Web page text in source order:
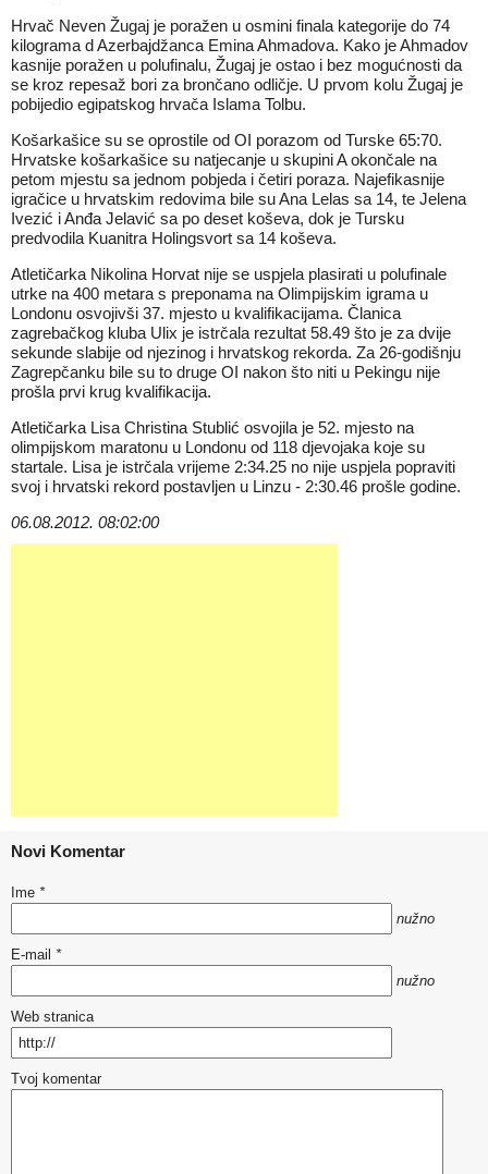
Hrvač Neven Žugaj je poražen u osmini finala kategorije do 74
kilograma d Azerbajdžanca Emina Ahmadova. Kako je Ahmadov
kasnije poražen u polufinalu, Žugaj je ostao i bez mogućnosti da
se kroz repesaž bori za brončano odličje. U prvom kolu Žugaj je
pobijedio egipatskog hrvača Islama Tolbu.
Košarkašice su se oprostile od OI porazom od Turske 65:70.
Hrvatske košarkašice su natjecanje u skupini A okončale na
petom mjestu sa jednom pobjeda i četiri poraza. Najefikasnije
igračice u hrvatskim redovima bile su Ana Lelas sa 14, te Jelena
Ivezić i Anđa Jelavić sa po deset koševa, dok je Tursku
predvodila Kuanitra Holingsvort sa 14 koševa.
Atletičarka Nikolina Horvat nije se uspjela plasirati u polufinale
utrke na 400 metara s preponama na Olimpijskim igrama u
Londonu osvojivši 37. mjesto u kvalifikacijama. Članica
zagrebačkog kluba Ulix je istrčala rezultat 58.49 što je za dvije
sekunde slabije od njezinog i hrvatskog rekorda. Za 26-godišnju
Zagrepčanku bile su to druge OI nakon što niti u Pekingu nije
prošla prvi krug kvalifikacija.
Atletičarka Lisa Christina Stublić osvojila je 52. mjesto na
olimpijskom maratonu u Londonu od 118 djevojaka koje su
startale. Lisa je istrčala vrijeme 2:34.25 no nije uspjela popraviti
svoj i hrvatski rekord postavljen u Linzu - 2:30.46 prošle godine.
06.08.2012. 08:02:00
Novi Komentar
Ime *
nužno
E-mail *
nužno
Web stranica
Tvoj komentar